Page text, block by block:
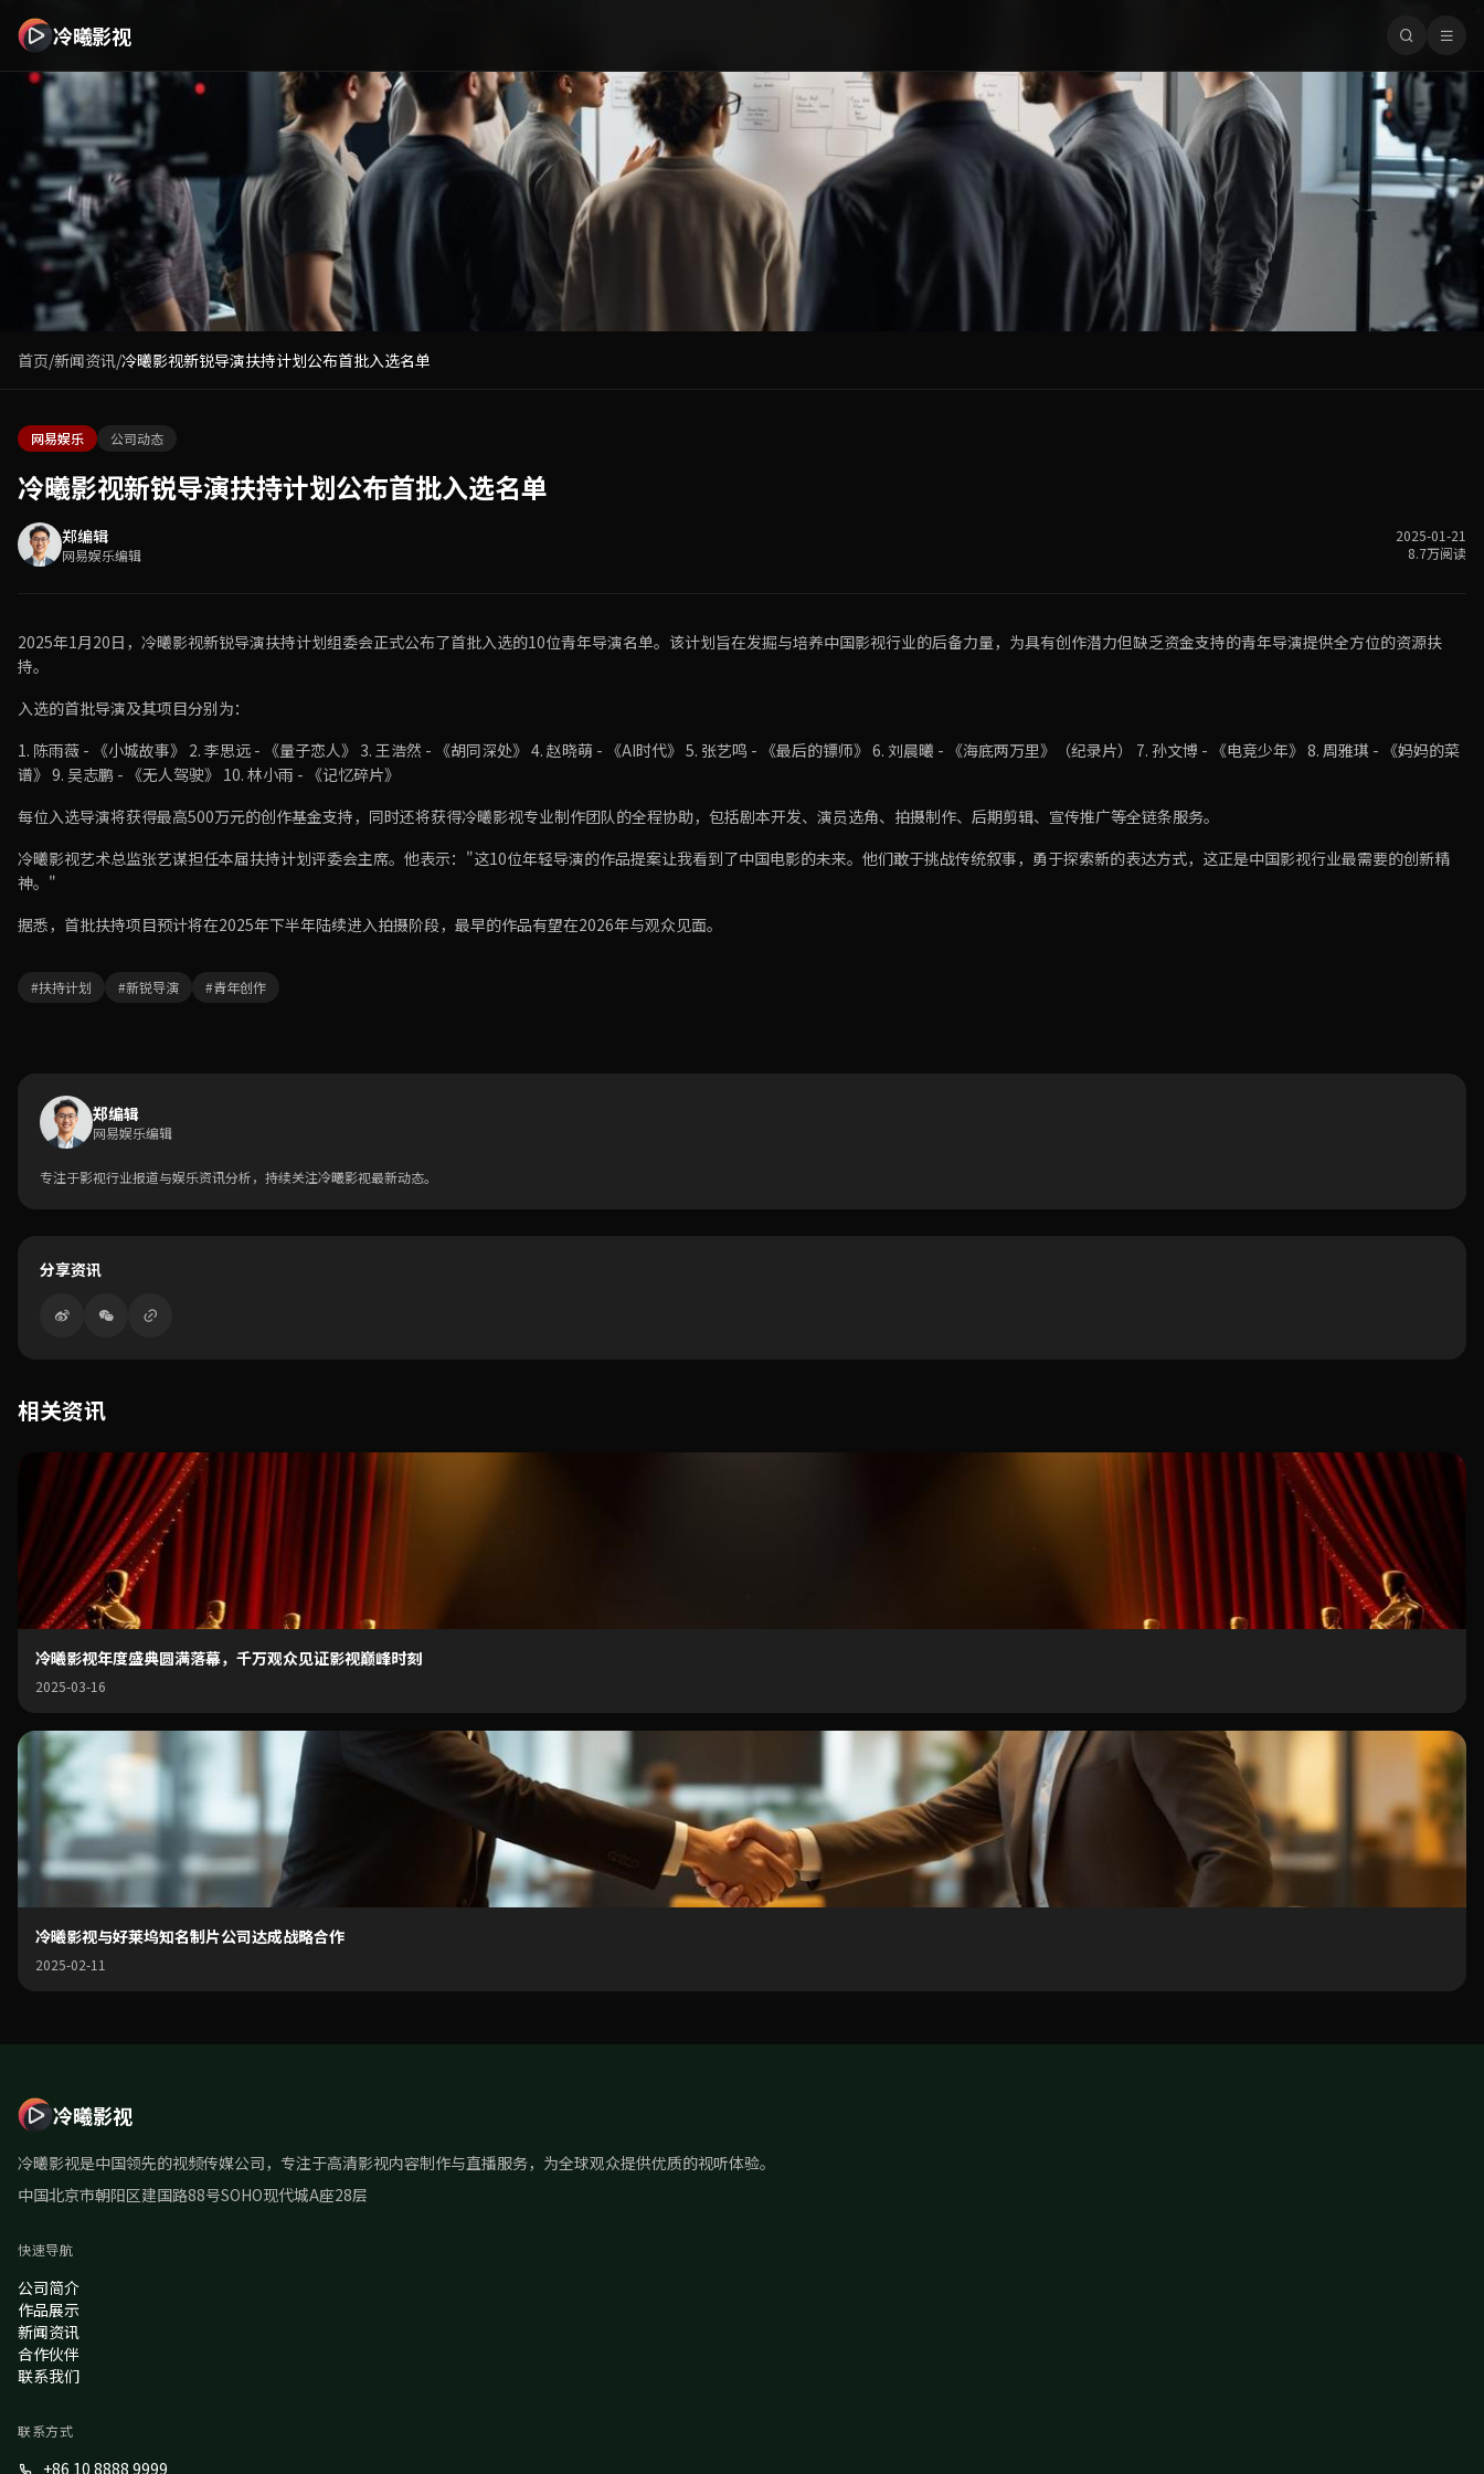
冷曦影视 - 免费在线观看最新热门电影电视剧高清资源全集无广告流畅播放
冷曦影视
首页/新闻资讯/冷曦影视新锐导演扶持计划公布首批入选名单
网易娱乐 公司动态
冷曦影视新锐导演扶持计划公布首批入选名单
郑编辑
网易娱乐编辑
2025-01-21
8.7万阅读
2025年1月20日，冷曦影视新锐导演扶持计划组委会正式公布了首批入选的10位青年导演名单。该计划旨在发掘与培养中国影视行业的后备力量，为具有创作潜力但缺乏资金支持的青年导演提供全方位的资源扶
持。
入选的首批导演及其项目分别为：
1. 陈雨薇 - 《小城故事》 2. 李思远 - 《量子恋人》 3. 王浩然 - 《胡同深处》 4. 赵晓萌 - 《AI时代》 5. 张艺鸣 - 《最后的镖师》 6. 刘晨曦 - 《海底两万里》（纪录片） 7. 孙文博 - 《电竞少年》 8. 周雅琪 - 《妈妈的菜
谱》 9. 吴志鹏 - 《无人驾驶》 10. 林小雨 - 《记忆碎片》
每位入选导演将获得最高500万元的创作基金支持，同时还将获得冷曦影视专业制作团队的全程协助，包括剧本开发、演员选角、拍摄制作、后期剪辑、宣传推广等全链条服务。
冷曦影视艺术总监张艺谋担任本届扶持计划评委会主席。他表示："这10位年轻导演的作品提案让我看到了中国电影的未来。他们敢于挑战传统叙事，勇于探索新的表达方式，这正是中国影视行业最需要的创新精
神。"
据悉，首批扶持项目预计将在2025年下半年陆续进入拍摄阶段，最早的作品有望在2026年与观众见面。
#扶持计划 #新锐导演 #青年创作
郑编辑
网易娱乐编辑
专注于影视行业报道与娱乐资讯分析，持续关注冷曦影视最新动态。
分享资讯
相关资讯
冷曦影视年度盛典圆满落幕，千万观众见证影视巅峰时刻
2025-03-16
冷曦影视与好莱坞知名制片公司达成战略合作
2025-02-11
冷曦影视
冷曦影视是中国领先的视频传媒公司，专注于高清影视内容制作与直播服务，为全球观众提供优质的视听体验。
中国北京市朝阳区建国路88号SOHO现代城A座28层
快速导航
公司简介
作品展示
新闻资讯
合作伙伴
联系我们
联系方式
+86 10 8888 9999